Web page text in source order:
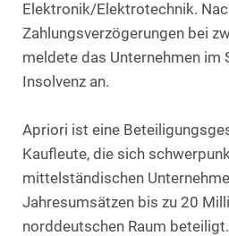
Elektronik/Elektrotechnik.
Zahlungsverzögerungen bei
meldete das Unternehmen im
Insolvenz an.
Apriori ist eine
Kaufleute, die sich
mittelständischen
Jahresumsätzen bis zu 20
norddeutschen Raum beteiligt.